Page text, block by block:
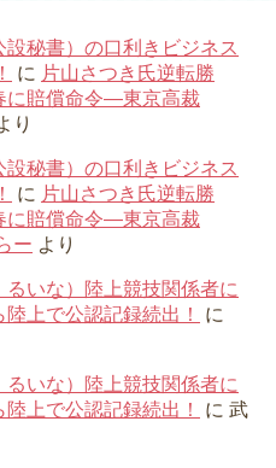
秘書）の口利きビジネス
に 片山さつき氏逆転勝
賠償命令―東京高裁
り
秘書）の口利きビジネス
に 片山さつき氏逆転勝
賠償命令―東京高裁
ー より
いな）陸上競技関係者に
上で公認記録続出！
に
いな）陸上競技関係者に
上で公認記録続出！
に 武